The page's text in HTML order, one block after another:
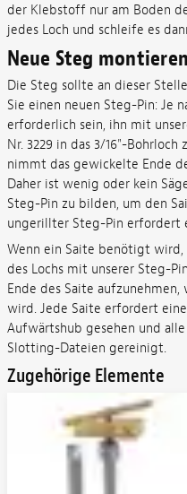
der Klebstoff nur am Boden
jedes Loch und schleife es
Neue Steg
Die Steg sollte an dieser
Sie einen neuen Steg-Pin: Je
erforderlich sein, ihn mit
Nr. 3229 in das 3/16"-
nimmt das gewickelte Ende
Daher ist wenig oder kein
Steg-Pin zu bilden, um den
ungerillter Steg-Pin erfordert
Wenn ein Saite benötigt
des Lochs mit unserer Steg-
Ende des Saite
wird. Jede Saite erfordert
Aufwärtshub gesehen und
Slotting-Dateien gereinigt.
Zugehörige Elemente